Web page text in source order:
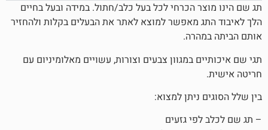
הכרחי לכל בעל כלב/חתול. במידה ובעל בחיים
מאפשר למוצא לאתר את הבעלים בקלות ולהחזיר
במגוון צבעים וצורות, עשויים מאלומיניום עם
למצוא:
גזעים